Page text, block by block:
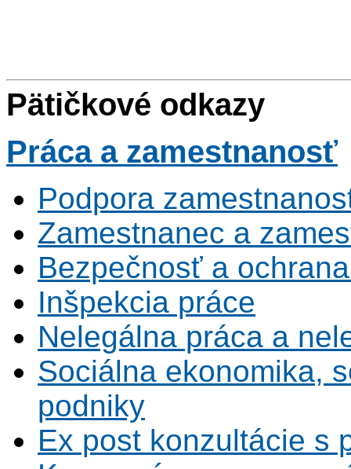
Pätičkové odkazy
Prácaa zamestnanosť
Podpora
Zamestnanec a
Bezpečnosť a
Inšpekcia práce
Nelegálna práca a
Sociálna ekonomika,
podniky
Ex post konzultácie s